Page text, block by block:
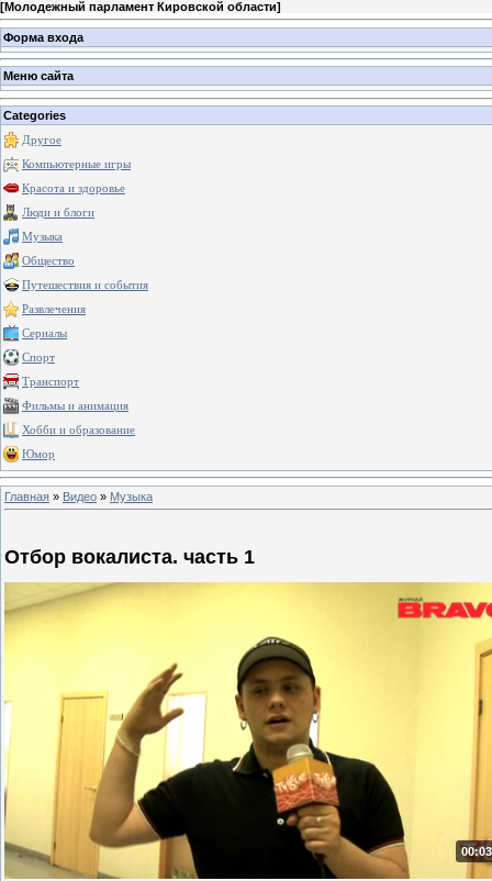
[Молодежный парламент Кировской области]
Форма входа
Меню сайта
Categories
Другое
Компьютерные игры
Красота и здоровье
Люди и блоги
Музыка
Общество
Путешествия и события
Развлечения
Сериалы
Спорт
Транспорт
Фильмы и анимация
Хобби и образование
Юмор
Главная » Видео » Музыка
Отбор вокалиста. часть 1